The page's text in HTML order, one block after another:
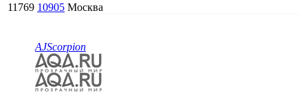
11769 10905 Москва
AJScorpion